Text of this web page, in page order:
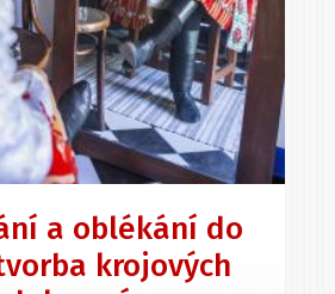
Služby
Zážitky
a oblékání do
krojových